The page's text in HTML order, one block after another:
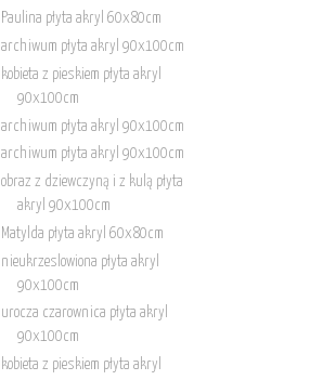
Paulina płyta akryl 60x80cm
archiwum płyta akryl 90x100cm
kobieta z pieskiem płyta akryl
90x100cm
archiwum płyta akryl 90x100cm
archiwum płyta akryl 90x100cm
obraz z dziewczyną i z kulą płyta
akryl 90x100cm
Matylda płyta akryl 60x80cm
nieukrzeslowiona płyta akryl
90x100cm
urocza czarownica płyta akryl
90x100cm
kobieta z pieskiem płyta akryl